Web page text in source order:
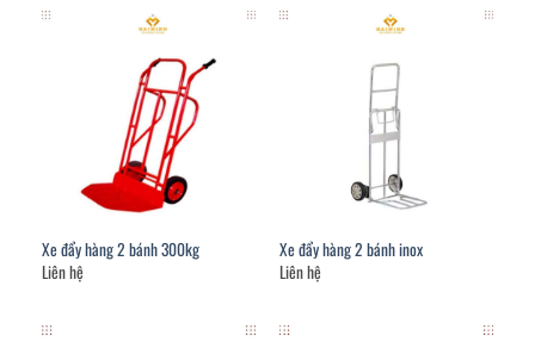
Xe đẩy hàng 2 bánh 300kg
Liên hệ
Xe đẩy hàng 2 bánh inox
Liên hệ